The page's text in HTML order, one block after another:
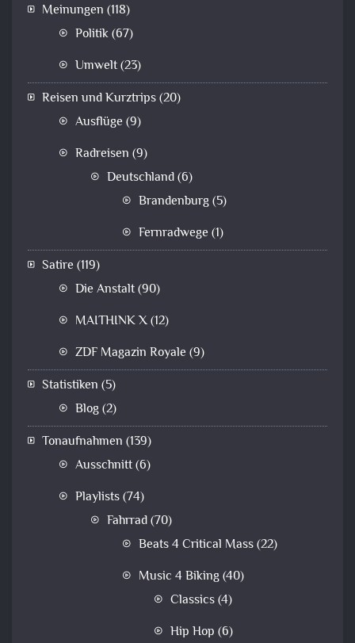
Meinungen (118)
Politik(67)
Umwelt(23)
Reisen und Kurztrips(20)
Ausflüge (9)
Radreisen (9)
Deutschland(6)
Brandenburg(5)
Fernradwege (1)
Satire (119)
Die Anstalt(90)
MAITHINK X(12)
ZDF Magazin Royale (9)
Statistiken (5)
Blog(2)
Tonaufnahmen (139)
Ausschnitt(6)
Playlists(74)
Fahrrad(70)
Beats 4 Critical Mass(22)
Music 4 Biking(40)
Classics(4)
Hip Hop (6)